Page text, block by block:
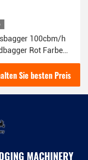
100cbm/h
Rot Farbe
Sie besten Preis
MACHINERY